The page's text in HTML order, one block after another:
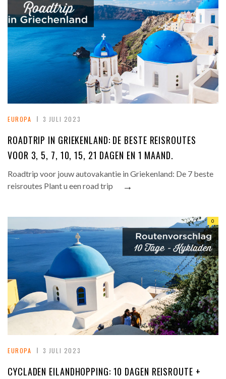
EUROPA 3 JULI 2023
ROADTRIP IN GRIEKENLAND: DE BESTE REISROUTES
VOOR 3, 5, 7, 10, 15, 21 DAGEN EN 1 MAAND.
Roadtrip voor jouw autovakantie in Griekenland: De 7 beste
reisroutes Plant u een road trip
→
EUROPA 3 JULI 2023
0
CYCLADEN EILANDHOPPING: 10 DAGEN REISROUTE +